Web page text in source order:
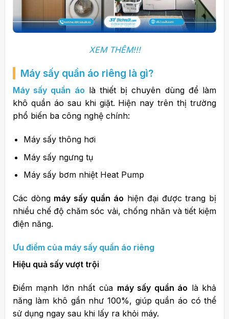
XEM THÊM!!!
Máy sấy quần áo riêng là gì?
Máy sấy quần áo là thiết bị chuyên dùng để làm
khô quần áo sau khi giặt. Hiện nay trên thị trường
phổ biến ba công nghệ chính:
Máy sấy thông hơi
Máy sấy ngưng tụ
Máy sấy bơm nhiệt Heat Pump
Các dòng máy sấy quần áo hiện đại được trang bị
nhiều chế độ chăm sóc vải, chống nhăn và tiết kiệm
điện năng.
Ưu điểm của máy sấy quần áo riêng
Hiệu quả sấy vượt trội
Điểm mạnh lớn nhất của máy sấy quần áo là khả
năng làm khô gần như 100%, giúp quần áo có thể
sử dụng ngay sau khi lấy ra khỏi máy.